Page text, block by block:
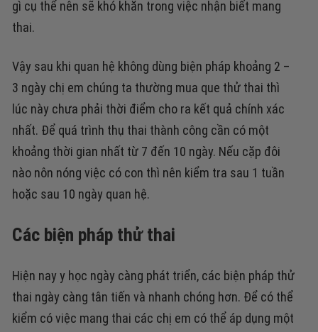
gì cụ thể nên sẽ khó khăn trong việc nhận biết mang
thai.
Vậy sau khi quan hệ không dùng biện pháp khoảng 2 –
3 ngày chị em chúng ta thường mua que thử thai thì
lúc này chưa phải thời điểm cho ra kết quả chính xác
nhất. Để quá trình thụ thai thành công cần có một
khoảng thời gian nhất từ 7 đến 10 ngày. Nếu cặp đôi
nào nôn nóng việc có con thì nên kiểm tra sau 1 tuần
hoặc sau 10 ngày quan hệ.
Các biện pháp thử thai
Hiện nay y học ngày càng phát triển, các biện pháp thử
thai ngày càng tân tiến và nhanh chóng hơn. Để có thể
kiểm có việc mang thai các chị em có thể áp dụng một